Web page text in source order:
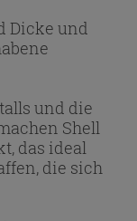
Dicke und
und die
Shell
das ideal
die sich